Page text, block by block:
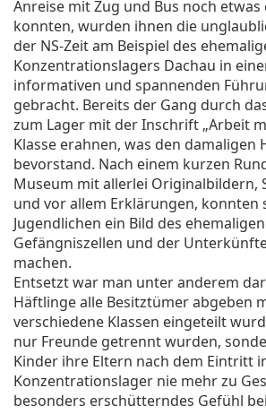
Anreise mit Zug und Bus noch
konnten, wurden ihnen die
der NS-Zeit am Beispiel des
Konzentrationslagers Dachau in
informativen und spannenden
gebracht. Bereits der Gang durch
zum Lager mit der Inschrift „Arbeit
Klasse erahnen, was den damaligen
bevorstand. Nach einem kurzen
Museum mit allerlei Originalbildern,
und vor allem Erklärungen, konnten
Jugendlichen ein Bild des
Gefängniszellen und der
machen.
Entsetzt war man unter anderem
Häftlinge alle Besitztümer abgeben
verschiedene Klassen eingeteilt
nur Freunde getrennt wurden,
Kinder ihre Eltern nach dem Eintritt
Konzentrationslager nie mehr zu
besonders erschütterndes Gefühl